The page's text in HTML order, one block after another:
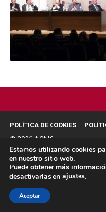
POLÍTICA DE COOKIES
© 2026 ACMS.
Estamos utilizando cookies
en nuestro sitio web.
Puede obtener más
desactivarlas en ajustes.
Aceptar